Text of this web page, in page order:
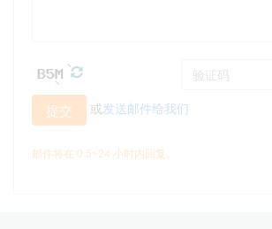
提交 或发送邮件给我们
邮件将在 0.5~24 小时内回复。